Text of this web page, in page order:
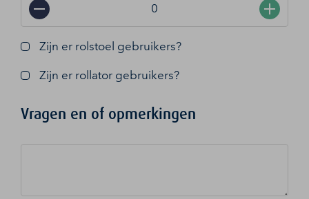
− +
Zijn er rolstoel gebruikers?
Zijn er rollator gebruikers?
Vragen en of opmerkingen